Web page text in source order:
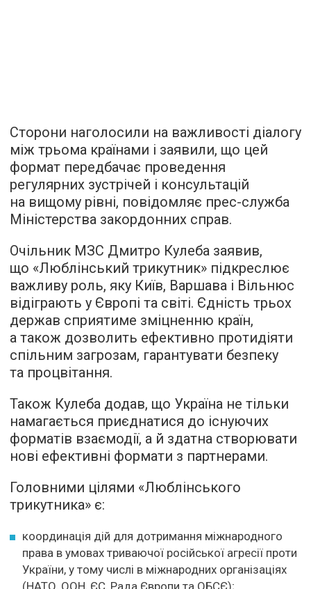
Сторони наголосили на важливості діалогу
між трьома країнами і заявили, що цей
формат передбачає проведення
регулярних зустрічей і консультацій
на вищому рівні, повідомляє прес-служба
Міністерства закордонних справ.
Очільник МЗС Дмитро Кулеба заявив,
що «Люблінський трикутник» підкреслює
важливу роль, яку Київ, Варшава і Вільнюс
відіграють у Європі та світі. Єдність трьох
держав сприятиме зміцненню країн,
а також дозволить ефективно протидіяти
спільним загрозам, гарантувати безпеку
та процвітання.
Також Кулеба додав, що Україна не тільки
намагається приєднатися до існуючих
форматів взаємодії, а й здатна створювати
нові ефективні формати з партнерами.
Головними цілями «Люблінського
трикутника» є:
координація дій для дотримання міжнародного
права в умовах триваючої російської агресії проти
України, у тому числі в міжнародних організаціях